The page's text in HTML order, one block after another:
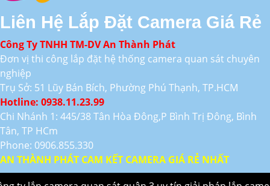
Liên Hệ Lắp Đặt Camera Giá Rẻ
Công Ty TNHH TM-DV An Thành Phát
Đơn vị thi công lắp đặt hệ thống camera quan sát chuyên
nghiệp
Trụ Sở: 51 Lũy Bán Bích, Phường Phú Thạnh, TP.HCM
Hotline: 0938.11.23.99
Chi Nhánh 1: 445/38 Tân Hòa Đông,P Bình Trị Đông, Bình
Tân, TP HCm
Phone: 0906.855.330
AN THÀNH PHÁT CAM KẾT CAMERA GIÁ RẺ NHẤT